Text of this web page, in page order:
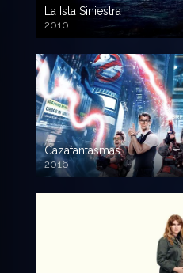
La Isla Siniestra
2010
720p HD
Cazafantasmas
2016
720p HD